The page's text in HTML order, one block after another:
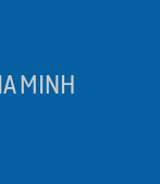
MINH